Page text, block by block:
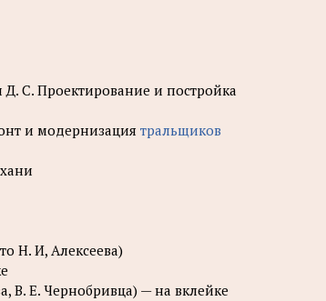
С. Проектирование и постройка
и модернизация тральщиков
Н. И, Алексеева)
В. Е. Чернобривца) — на вклейке